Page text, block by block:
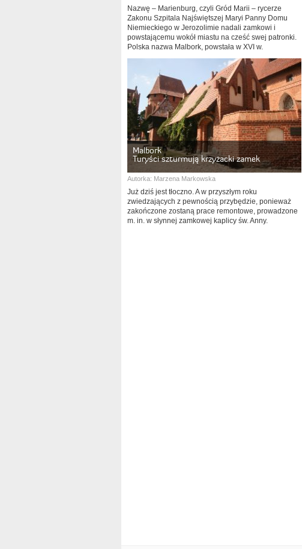
Nazwę – Marienburg, czyli Gród Marii – rycerze
Zakonu Szpitala Najświętszej Maryi Panny Domu
Niemieckiego w Jerozolimie nadali zamkowi i
powstającemu wokół miastu na cześć swej patronki.
Polska nazwa Malbork, powstała w XVI w.
Malbork
Turyści szturmują krzyżacki zamek
Autorka: Marzena Markowska
Już dziś jest tłoczno. A w przyszłym roku
zwiedzających z pewnością przybędzie, ponieważ
zakończone zostaną prace remontowe, prowadzone
m. in. w słynnej zamkowej kaplicy św. Anny.